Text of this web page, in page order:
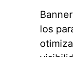
los